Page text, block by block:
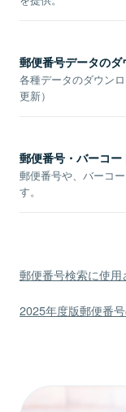
郵便番号データのダ
各種データのダウン
更新）
郵便番号・バーコ
郵便番号や、バーコ
す。
郵便番号検索に使
2025年度版郵便番